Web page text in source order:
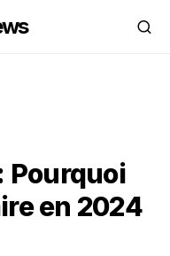
Pourquoi
en 2024